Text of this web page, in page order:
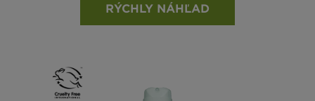
RÝCHLY NÁHĽAD